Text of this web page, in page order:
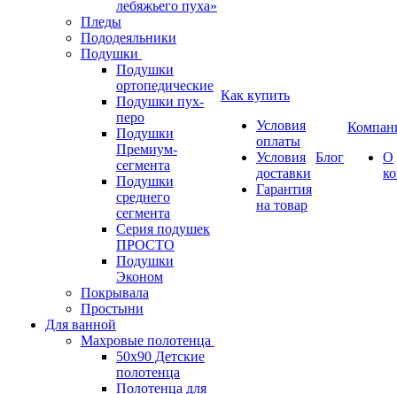
лебяжьего пуха»
Пледы
Пододеяльники
Подушки
Подушки
ортопедические
Подушки пух-
перо
Подушки
Премиум-
сегмента
Подушки
среднего
сегмента
Серия подушек
ПРОСТО
Подушки
Эконом
Покрывала
Простыни
Для ванной
Махровые полотенца
50х90 Детские
полотенца
Полотенца для
Как купить
Условия
оплаты
Условия
доставки
Гарантия
на товар
Блог
О